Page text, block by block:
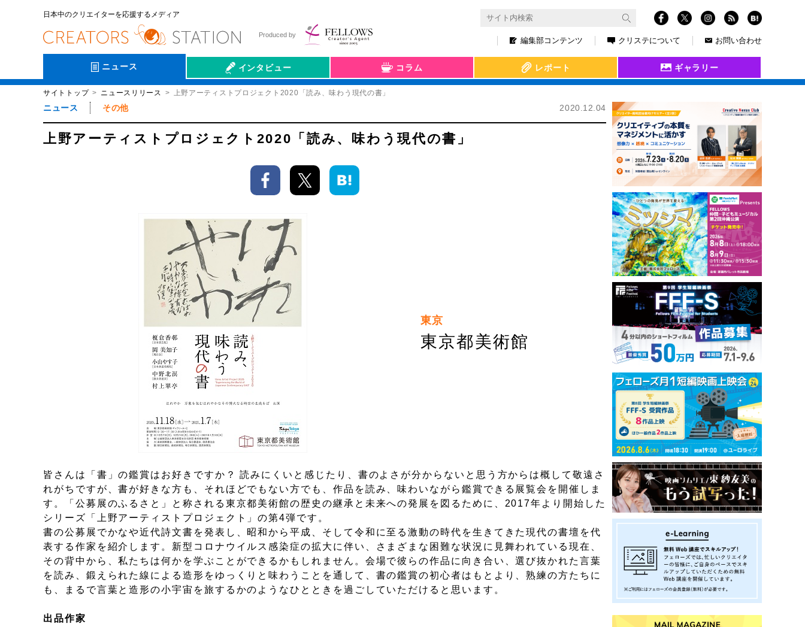
日本中のクリエイターを応援するメディア
編集部コンテンツ クリステについて お問い合わせ
Produced by
ニュース インタビュー
会社伝
コラム レポート ギャラリー
サイトトップ ニュースリリース 上野アーティストプロジェクト2020「読み、味わう現代の書」
ニュース その他 2020.12.04
上野アーティストプロジェクト2020「読み、味わう現代の書」
東京
東京都美術館
皆さんは「書」の鑑賞はお好きですか？ 読みにくいと感じたり、書のよさが分からないと思う方からは概して敬遠さ
れがちですが、書が好きな方も、それほどでもない方でも、作品を読み、味わいながら鑑賞できる展覧会を開催しま
す。「公募展のふるさと」と称される東京都美術館の歴史の継承と未来への発展を図るために、2017年より開始した
シリーズ「上野アーティストプロジェクト」の第4弾です。
書の公募展でかなや近代詩文書を発表し、昭和から平成、そして令和に至る激動の時代を生きてきた現代の書壇を代
表する作家を紹介します。新型コロナウイルス感染症の拡大に伴い、さまざまな困難な状況に見舞われている現在、
その背中から、私たちは何かを学ぶことができるかもしれません。会場で彼らの作品に向き合い、選び抜かれた言葉
を読み、鍛えられた線による造形をゆっくりと味わうことを通して、書の鑑賞の初心者はもとより、熟練の方たちに
も、まるで言葉と造形の小宇宙を旅するかのようなひとときを過ごしていただけると思います。
出品作家